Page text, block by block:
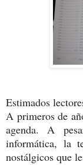
Estimados
A primeros de
agenda. A
informática, la
nostálgicos que